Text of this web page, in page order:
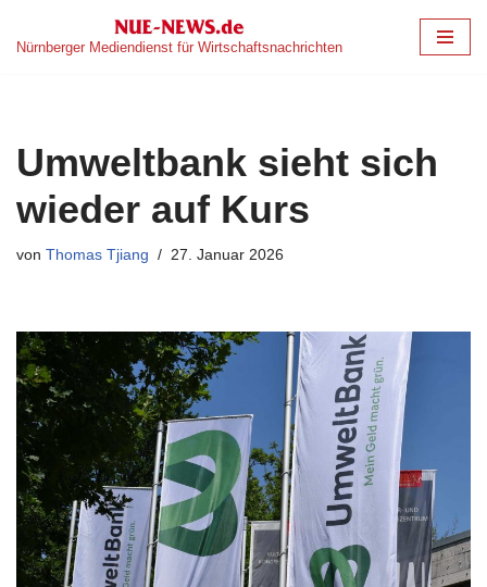
Zum
Nürnberger Mediendienst für Wirtschaftsnachrichten
Umweltbank sieht sich
wieder auf Kurs
von Thomas Tjiang 27. Januar 2026